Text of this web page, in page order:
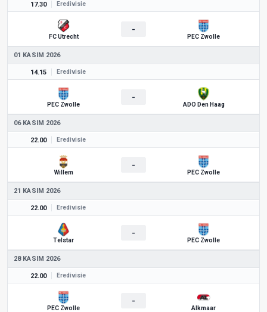
17.30 Eredivisie
FC Utrecht
-
PEC Zwolle
01 KASIM 2026
14.15 Eredivisie
PEC Zwolle
-
ADO Den Haag
06 KASIM 2026
22.00 Eredivisie
Willem
-
PEC Zwolle
21 KASIM 2026
22.00 Eredivisie
Telstar
-
PEC Zwolle
28 KASIM 2026
22.00 Eredivisie
PEC Zwolle
-
Alkmaar